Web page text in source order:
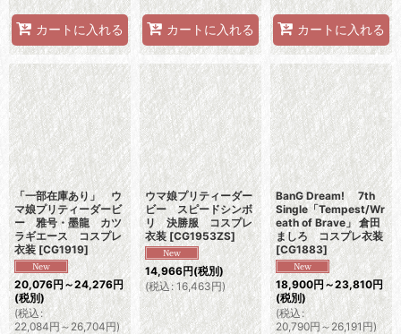
カートに入れる カートに入れる カートに入れる
「一部在庫あり」 ウ
マ娘プリティーダービ
ー 雅号・墨龍 カツ
ラギエース コスプレ
衣装 [CG1919]
20,076円～24,276円
(税別)
(税込 :
22,084円～26,704円)
ウマ娘プリティーダー
ビー スピードシンボ
リ 決勝服 コスプレ
衣装 [CG1953ZS]
14,966円(税別)
(税込: 16,463円)
BanG Dream! 7th
Single「Tempest/Wr
eath of Brave」 倉田
ましろ コスプレ衣装
[CG1883]
18,900円～23,810円
(税別)
(税込 :
20,790円～26,191円)